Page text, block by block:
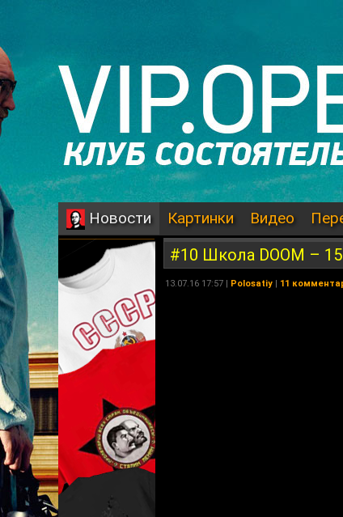
Новости Картинки Видео
#10 Школа DOOM –
13.07.16 17:57 | Polosatiy | 11